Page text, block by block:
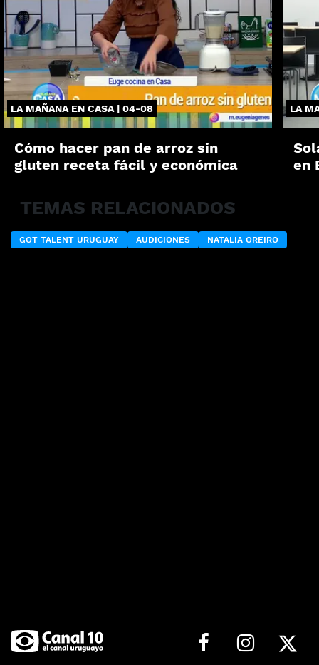
LA MAÑANA EN CASA | 04-08
Cómo hacer pan de arroz sin
gluten receta fácil y económica
LA
en
TEMAS RELACIONADOS
GOT TALENT URUGUAY AUDICIONES NATALIA OREIRO